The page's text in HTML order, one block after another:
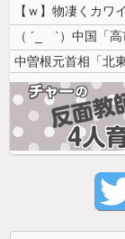
【ｗ】物凄くカワ
中曽根元首相「北